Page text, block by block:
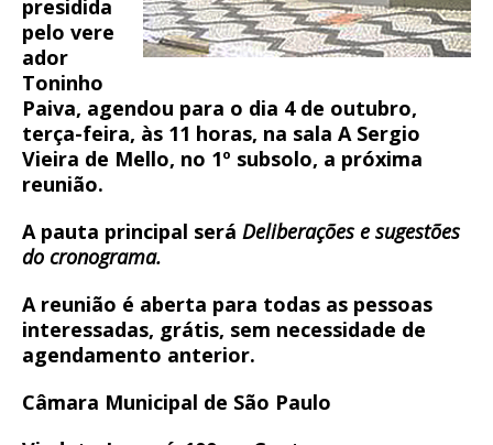
presidida
pelo vere
ador
Toninho
Paiva, agendou para o dia 4 de outubro,
terça-feira, às 11 horas, na sala A Sergio
Vieira de Mello, no 1º subsolo, a próxima
reunião.
A pauta principal será Deliberações e sugestões
do cronograma.
A reunião é aberta para todas as pessoas
interessadas, grátis, sem necessidade de
agendamento anterior.
Câmara Municipal de São Paulo